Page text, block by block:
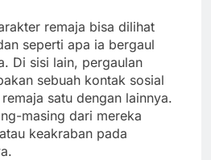
remaja bisa dilihat
seperti apa ia bergaul
Di sisi lain, pergaulan
sebuah kontak sosial
satu dengan lainnya.
masing dari mereka
keakraban pada